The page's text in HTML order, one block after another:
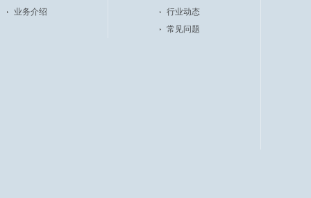
业务介绍
行业动态
常见问题